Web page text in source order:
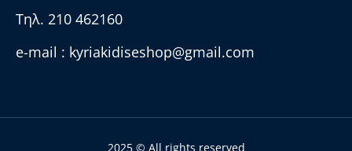
Τηλ. 210 462160
e-mail : kyriakidiseshop@gmail.com
2025 © All rights reserved